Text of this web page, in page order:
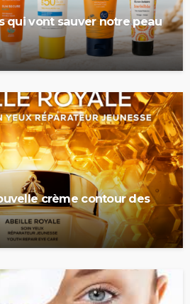
qui vont sauver notre peau
crème contour des